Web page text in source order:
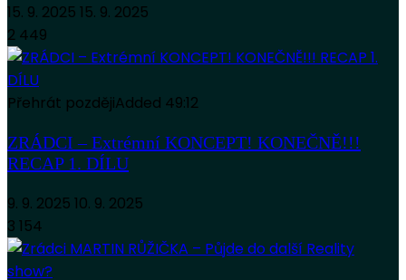
15. 9. 2025 15. 9. 2025
2 449
Přehrát pozdějiAdded 49:12
ZRÁDCI – Extrémní KONCEPT! KONEČNĚ!!!
RECAP 1. DÍLU
9. 9. 2025 10. 9. 2025
3 154